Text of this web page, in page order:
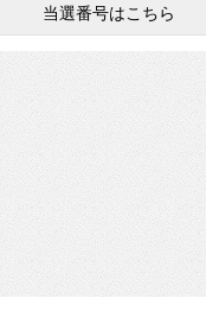
当選番号はこちら